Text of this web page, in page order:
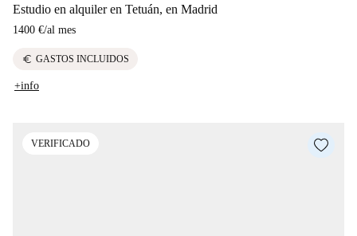
Estudio en alquiler en Tetuán, en Madrid
1400 €/al mes
euro GASTOS INCLUIDOS
+info
VERIFICADO